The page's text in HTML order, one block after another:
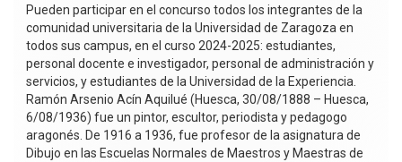
Pueden participar en el concurso todos los integrantes de la
comunidad universitaria de la Universidad de Zaragoza en
todos sus campus, en el curso 2024-2025: estudiantes,
personal docente e investigador, personal de administración y
servicios, y estudiantes de la Universidad de la Experiencia.
Ramón Arsenio Acín Aquilué (Huesca, 30/08/1888 – Huesca,
6/08/1936) fue un pintor, escultor, periodista y pedagogo
aragonés. De 1916 a 1936, fue profesor de la asignatura de
Dibujo en las Escuelas Normales de Maestros y Maestras de